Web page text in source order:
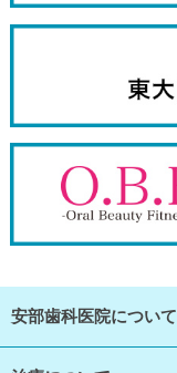
安部歯科医院について